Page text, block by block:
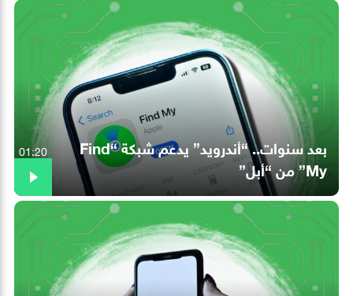
بعد سنوات.. “أندرويد” يدعم شبكة “Find
My” من “أبل”
01:20